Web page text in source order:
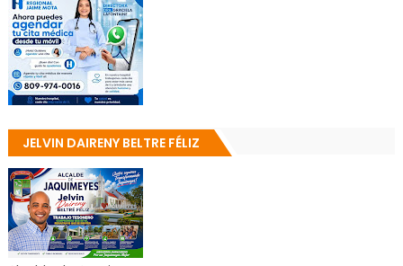
JELVIN DAIRENY BELTRE FÉLIZ